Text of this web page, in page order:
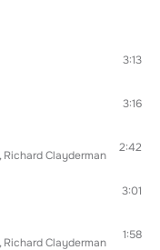
3:13
3:16
Richard Clayderman
2:42
3:01
Richard Clayderman
1:58